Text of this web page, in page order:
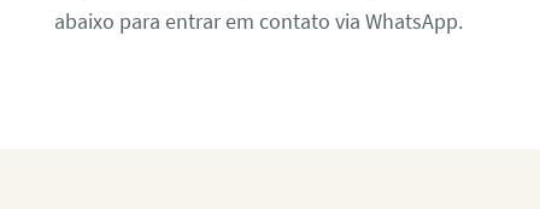
abaixo para entrar em contato via WhatsApp.